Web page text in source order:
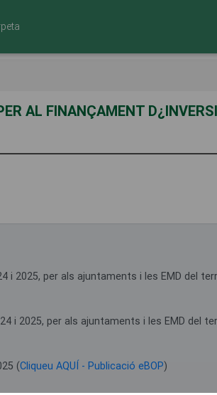
AL FINANÇAMENT
2025, per als ajuntaments i les EMD del
i 2025, per als ajuntaments i les EMD del
(Cliqueu AQUÍ - Publicació eBOP)